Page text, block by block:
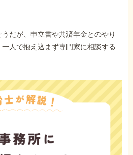
うだが、申立書や共済年金とのやり
人で抱え込まず専門家に相談する